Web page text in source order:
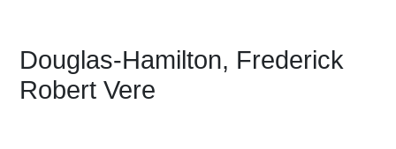
Douglas-Hamilton, Frederick
Robert Vere